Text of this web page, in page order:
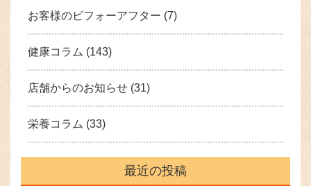
お客様のビフォーアフター (7)
健康コラム (143)
店舗からのお知らせ (31)
栄養コラム (33)
最近の投稿